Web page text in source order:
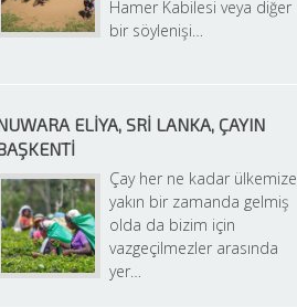
Hamer Kabilesi veya diğer
bir söylenişi…
ELIYA, SRI LANKA, ÇAYIN
Çay her ne kadar ülkemize
yakın bir zamanda gelmiş
olda da bizim için
vazgeçilmezler arasında
yer…